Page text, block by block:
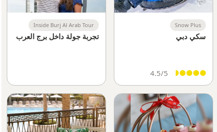
Snow Plus
سكي دبي
4.5/5
Inside Burj Al Arab Tour
تجربة جولة داخل برج العرب